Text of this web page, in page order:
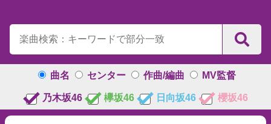
曲名 センター 作曲/編曲 MV監督
乃木坂46 欅坂46 日向坂46 櫻坂46